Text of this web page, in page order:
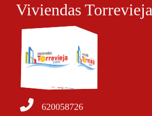
Viviendas Torrevieja
620058726